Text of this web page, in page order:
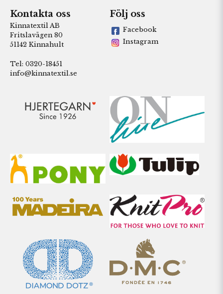
Kontakta oss
Kinnatextil AB
Fritslavägen 80
51142 Kinnahult
Tel: 0320-18451
info@kinnatextil.se
Följ oss
Facebook
Instagram